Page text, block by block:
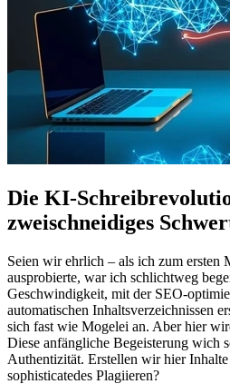
Die KI-
zweischneidiges
Seien wir ehrlich – als ich zum ersten
ausprobierte, war ich schlichtweg
Geschwindigkeit, mit der SEO-
automatischen Inhaltsverzeichnissen
sich fast wie Mogelei an. Aber hier
Diese anfängliche Begeisterung wich
Authentizität. Erstellen wir hier
sophisticatedes Plagiieren?